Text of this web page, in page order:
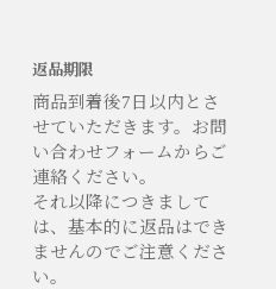
返品期限
商品到着後7日以内とさ
せていただきます。お問
い合わせフォームからご
連絡ください。
それ以降につきまして
は、基本的に返品はでき
ませんのでご注意くださ
い。